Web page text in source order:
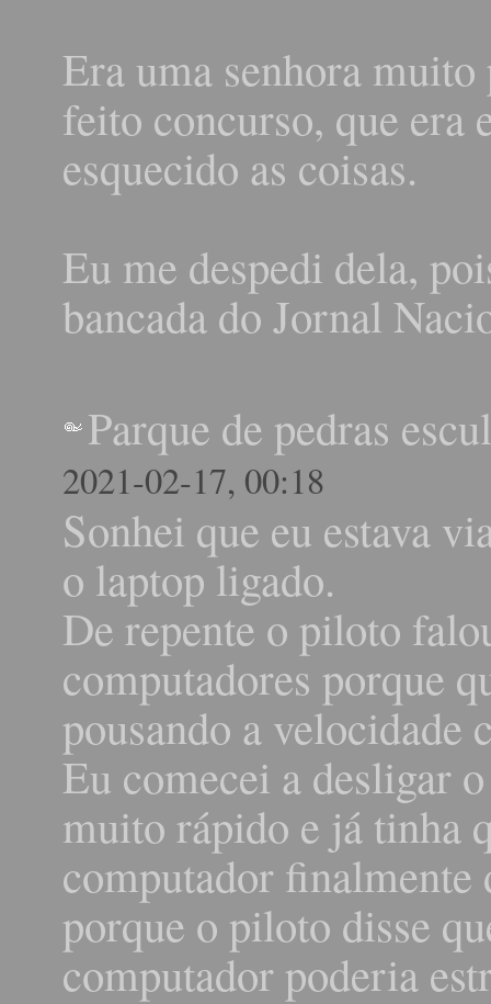
Era uma senhora
feito concurso, que era
esquecido as coisas.
Eu me despedi dela,
bancada do Jornal
Parque de pedras
2021-02-17, 00:18
Sonhei que eu estava
o laptop ligado.
De repente o piloto
computadores porque
pousando a velocidade
Eu comecei a desligar
muito rápido e já tinha
computador finalmente
porque o piloto disse
computador poderia